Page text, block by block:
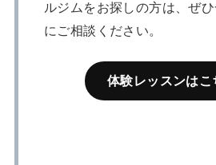
ルジムをお探しの方は、ぜ
にご相談ください。
体験レッスンはこ